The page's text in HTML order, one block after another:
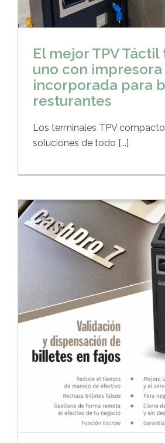
El mejor TPV
uno con impresora
incorporada para
resturantes
Los terminales TPV
soluciones de todo [...]